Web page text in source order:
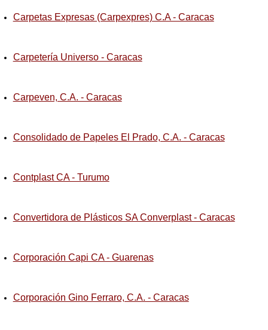
Carpetas Expresas (Carpexpres) C.A - Caracas
Carpetería Universo - Caracas
Carpeven, C.A. - Caracas
Consolidado de Papeles El Prado, C.A. - Caracas
Contplast CA - Turumo
Convertidora de Plásticos SA Converplast - Caracas
Corporación Capi CA - Guarenas
Corporación Gino Ferraro, C.A. - Caracas